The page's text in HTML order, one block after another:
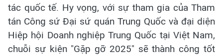
tác quốc tế. Hy vọng, với sự tham gia của Tham
tán Công sứ Đại sứ quán Trung Quốc và đại diện
Hiệp hội Doanh nghiệp Trung Quốc tại Việt Nam,
chuỗi sự kiện "Gặp gỡ 2025" sẽ thành công tốt